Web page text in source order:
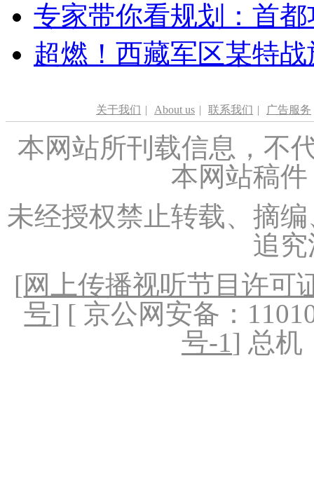
专家带你看规划：首
超燃！西藏军区某特
关于我们 | About us | 联系我们 | 广告服务
本网站所刊载信息，不
本网站稿
未经授权禁止转载、摘
追
[网上传播视听节目许可
号] [ 京公网安备：
号-1] 总机